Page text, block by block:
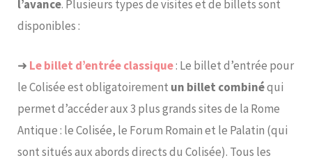
l’avance. Plusieurs types de visites et de billets sont
disponibles :
➜ Le billet d’entrée classique: Le billet d’entrée pour
le Colisée est obligatoirement un billet combinéqui
permet d’accéder aux 3 plus grands sites de la Rome
Antique : le Colisée, le Forum Romain et le Palatin (qui
sont situés aux abords directs du Colisée). Tous les